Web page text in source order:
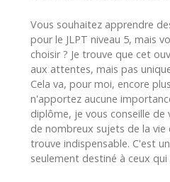
Vous souhaitez apprendre
pour le JLPT niveau 5, mais
choisir ? Je trouve que cet
aux attentes, mais pas
Cela va, pour moi, encore
n'apportez aucune
diplôme, je vous conseille de
de nombreux sujets de la
trouve indispensable. C'est
seulement destiné à ceux qui